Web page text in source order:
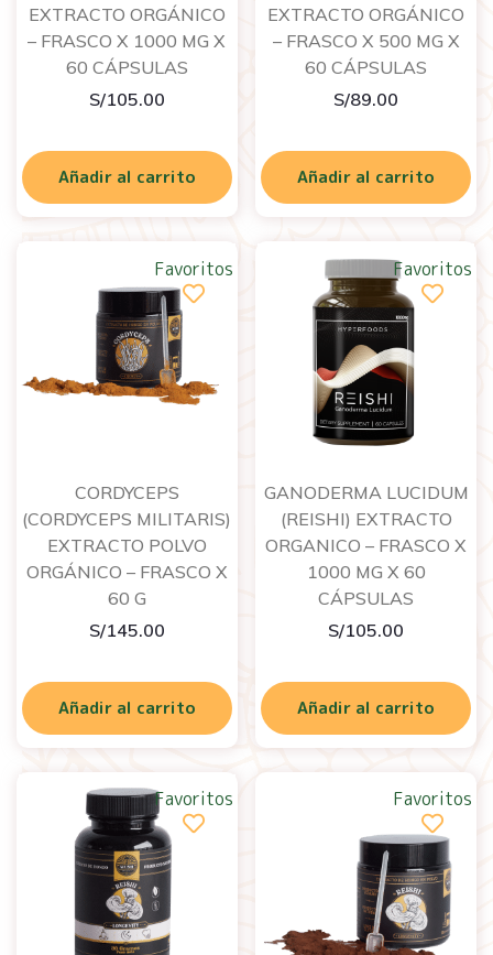
EXTRACTO ORGÁNICO
– FRASCO X 1000 MG X
60 CÁPSULAS
S/105.00
Añadir al carrito
EXTRACTO ORGÁNICO
– FRASCO X 500 MG X
60 CÁPSULAS
S/89.00
Añadir al carrito
CORDYCEPS
(CORDYCEPS MILITARIS)
EXTRACTO POLVO
ORGÁNICO – FRASCO X
60 G
S/145.00
Añadir al carrito
Favoritos
GANODERMA LUCIDUM
(REISHI) EXTRACTO
ORGANICO – FRASCO X
1000 MG X 60
CÁPSULAS
S/105.00
Añadir al carrito
Favoritos
Favoritos Favoritos